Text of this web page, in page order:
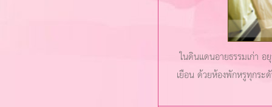
ในดินแดนอายธรรมเก่า อ
เยือน ด้วยห้องพักหรูทุกระ